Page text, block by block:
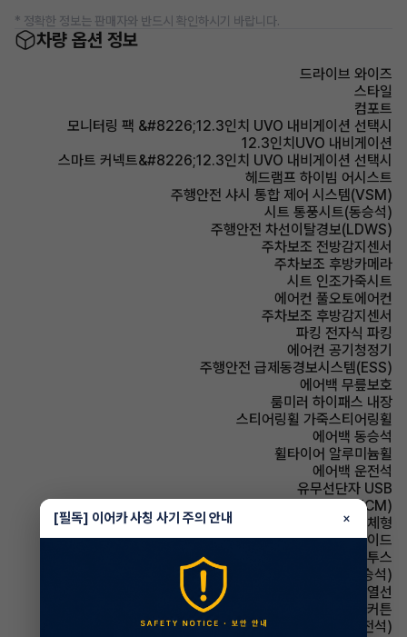
* 정확한 정보는 판매자와 반드시 확인하시기 바랍니다.
차량 옵션 정보
드라이브 와이즈
스타일
컴포트
모니터링 팩 &#8226;12.3인치 UVO 내비게이션 선택시
12.3인치UVO 내비게이션
스마트 커넥트&#8226;12.3인치 UVO 내비게이션 선택시
헤드램프 하이빔 어시스트
주행안전 샤시 통합 제어 시스템(VSM)
시트 통풍시트(동승석)
주행안전 차선이탈경보(LDWS)
주차보조 전방감지센서
주차보조 후방카메라
시트 인조가죽시트
에어컨 풀오토에어컨
주차보조 후방감지센서
파킹 전자식 파킹
에어컨 공기청정기
주행안전 급제동경보시스템(ESS)
에어백 무릎보호
룸미러 하이패스 내장
스티어링휠 가죽스티어링휠
에어백 동승석
휠타이어 알루미늄휠
에어백 운전석
유무선단자 USB
룸미러 전자식 룸미러(ECM)
사이드미러 방향지시등 일체형
에어백 사이드
유무선단자 블루투스
시트 전동시트(동승석)
사이드미러 열선
에어백 커튼
시트 전동시트(운전석)
[필독] 이어카 사칭 사기 주의 안내 ×